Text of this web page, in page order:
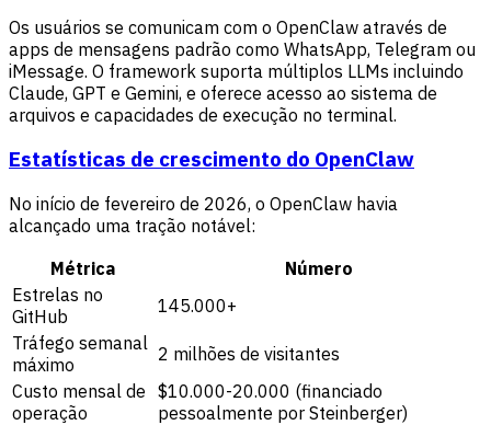
Os usuários se comunicam com o OpenClaw através de
apps de mensagens padrão como WhatsApp, Telegram ou
iMessage. O framework suporta múltiplos LLMs incluindo
Claude, GPT e Gemini, e oferece acesso ao sistema de
arquivos e capacidades de execução no terminal.
Estatísticas de crescimento do OpenClaw
No início de fevereiro de 2026, o OpenClaw havia
alcançado uma tração notável:
Métrica
Número
Estrelas no
GitHub
145.000+
Tráfego semanal
máximo
2 milhões de visitantes
Custo mensal de
operação
$10.000-20.000 (financiado
pessoalmente por Steinberger)